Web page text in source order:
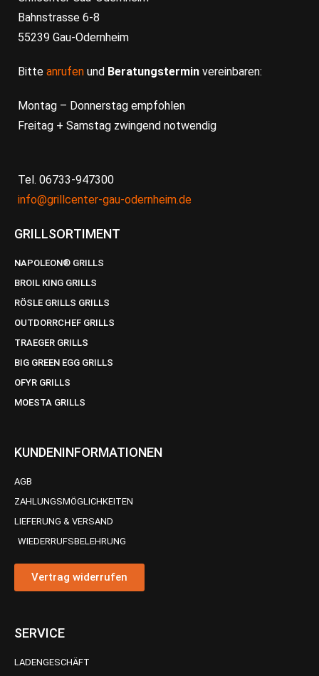
Bahnstrasse 6-8
55239 Gau-Odernheim
Bitte anrufen und Beratungstermin vereinbaren:
Montag – Donnerstag empfohlen
Freitag + Samstag zwingend notwendig
Tel. 06733-947300
info@grillcenter-gau-odernheim.de
GRILLSORTIMENT
NAPOLEON® GRILLS
BROIL KING GRILLS
RÖSLE GRILLS GRILLS
OUTDORRCHEF GRILLS
TRAEGER GRILLS
BIG GREEN EGG GRILLS
OFYR GRILLS
MOESTA GRILLS
KUNDENINFORMATIONEN
AGB
ZAHLUNGSMÖGLICHKEITEN
LIEFERUNG & VERSAND
WIEDERRUFSBELEHRUNG
Vertrag widerrufen
SERVICE
LADENGESCHÄFT